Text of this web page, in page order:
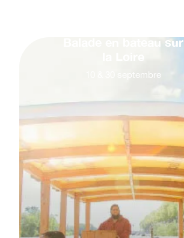
Balade en bateau sur
septembre